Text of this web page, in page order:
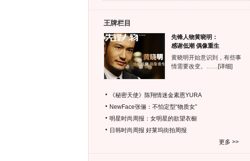
王牌栏目
先锋人物黄晓明：
感谢低潮 偶像重生
黄晓明开始意识到，有些事
情需要改变。…… [详细]
《秘密天使》陈翔情迷金素恩YURA
NewFace张俪：不怕定型“物质女”
明星时尚周报：女明星的欲望衣橱
日韩时尚周报 好莱坞街拍周报
更多 >>